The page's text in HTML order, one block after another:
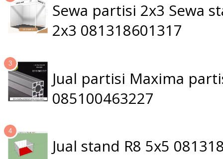
Sewa partisi 2x3 Sewa
2x3 081318601317
Jual partisi Maxima
085100463227
Jual stand R8 5x5